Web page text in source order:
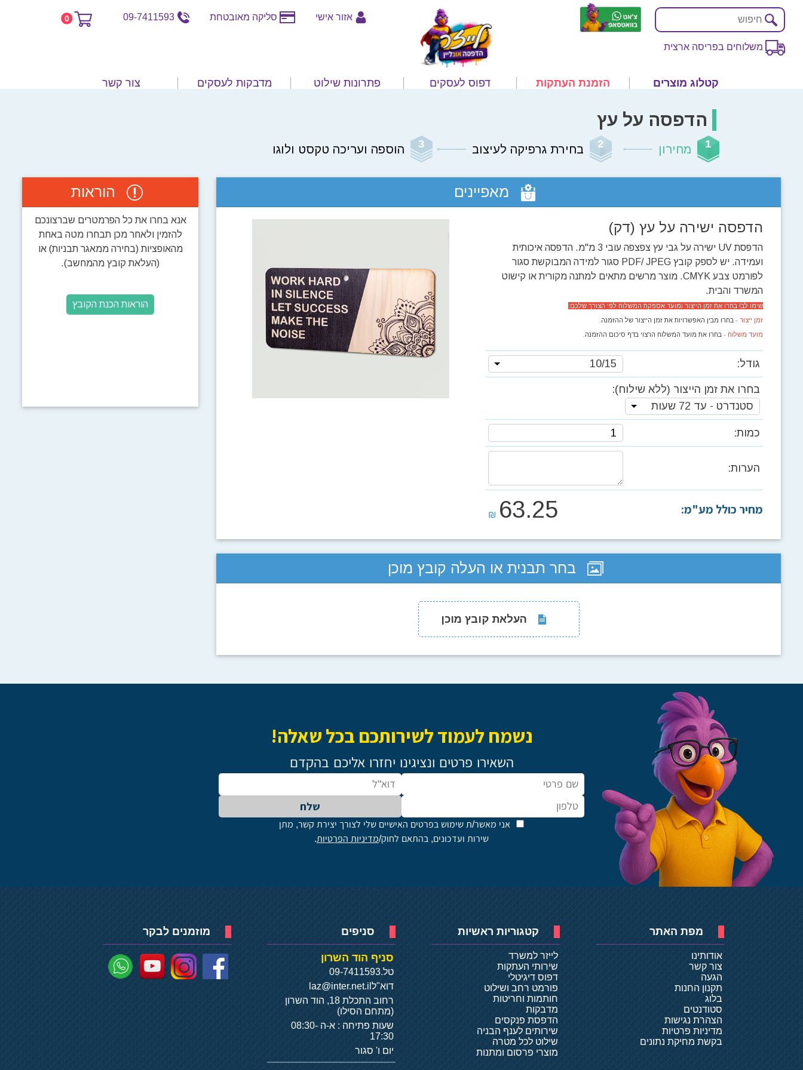
משלוחים בפריסה ארצית
אזור אישי סליקה מאובטחת 09-7411593
0
קטלוג מוצרים הזמנת העתקות דפוס לעסקים פתרונות שילוט מדבקות לעסקים צור קשר
הדפסה על עץ
מחירון בחירת גרפיקה לעיצוב הוספה ועריכה טקסט ולוגו
מאפיינים
הדפסה ישירה על עץ (דק)
הדפסת UV ישירה על גבי עץ צפצפה עובי 3 מ"מ. הדפסה איכותית
ועמידה. יש לספק קובץ PDF/ JPEG סגור למידה המבוקשת סגור
לפורמט צבע CMYK. מוצר מרשים מתאים למתנה מקורית או קישוט
המשרד והבית.
שימו לב! בחרו את זמן הייצור ומועד אספקת המשלוח לפי הצורך שלכם:
זמן ייצור - בחרו מבין האפשרויות את זמן הייצור של ההזמנה.
מועד משלוח - בחרו את מועד המשלוח הרצוי בדף סיכום ההזמנה.
גודל: 10/15
בחרו את זמן הייצור (ללא שילוח):
סטנדרט - עד 72 שעות
כמות:
הערות:
מחיר כולל מע"מ: 63.25
₪
בחר תבנית או העלה קובץ מוכן
העלאת קובץ מוכן
הוראות
אנא בחרו את כל הפרמטרים שברצונכם
להזמין ולאחר מכן תבחרו מטה באחת
מהאופציות (בחירה ממאגר תבניות) או
(העלאת קובץ מהמחשב).
הוראות הכנת הקובץ
נשמח לעמוד לשירותכם בכל שאלה!
השאירו פרטים ונציגינו יחזרו אליכם בהקדם
שלח
אני מאשר/ת שימוש בפרטים האישיים שלי לצורך יצירת קשר, מתן
שירות ועדכונים, בהתאם לחוק/מדיניות הפרטיות.
מפת האתר
אודותינו
צור קשר
הגעה
תקנון החנות
בלוג
סטודנטים
הצהרת נגישות
מדיניות פרטיות
בקשת מחיקת נתונים
קטגוריות ראשיות
לייזר למשרד
שירותי העתקות
דפוס דיגיטלי
פורמט רחב ושילוט
חותמות וחריטות
מדבקות
הדפסת פנקסים
שירותים לענף הבניה
שילוט לכל מטרה
מוצרי פרסום ומתנות
סניפים
סניף הוד השרון
טל.09-7411593
דוא"ל laz@inter.net.il
רחוב התכלת 18, הוד השרון
(מתחם הסילו)
שעות פתיחה : א-ה 08:30-
17:30
יום ו' סגור
מוזמנים לבקר